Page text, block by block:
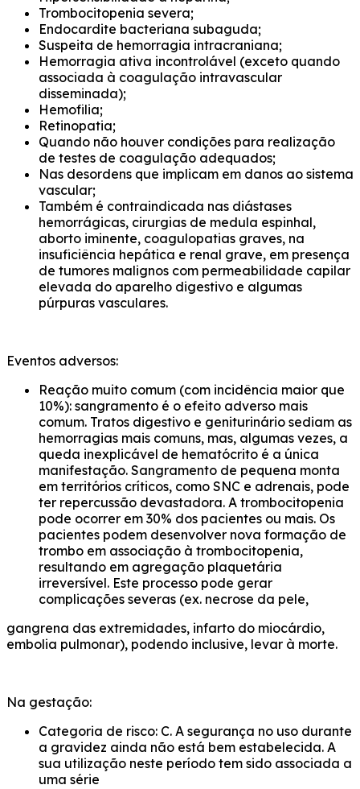
Trombocitopenia severa;
Endocardite bacteriana subaguda;
Suspeita de hemorragia intracraniana;
Hemorragia ativa incontrolável (exceto quando
associada à coagulação intravascular
disseminada);
Hemofilia;
Retinopatia;
Quando não houver condições para realização
de testes de coagulação adequados;
Nas desordens que implicam em danos ao sistema
vascular;
Também é contraindicada nas diástases
hemorrágicas, cirurgias de medula espinhal,
aborto iminente, coagulopatias graves, na
insuficiência hepática e renal grave, em presença
de tumores malignos com permeabilidade capilar
elevada do aparelho digestivo e algumas
púrpuras vasculares.
Eventos adversos:
Reação muito comum (com incidência maior que
10%): sangramento é o efeito adverso mais
comum. Tratos digestivo e geniturinário sediam as
hemorragias mais comuns, mas, algumas vezes, a
queda inexplicável de hematócrito é a única
manifestação. Sangramento de pequena monta
em territórios críticos, como SNC e adrenais, pode
ter repercussão devastadora. A trombocitopenia
pode ocorrer em 30% dos pacientes ou mais. Os
pacientes podem desenvolver nova formação de
trombo em associação à trombocitopenia,
resultando em agregação plaquetária
irreversível. Este processo pode gerar
complicações severas (ex. necrose da pele,
gangrena das extremidades, infarto do miocárdio,
embolia pulmonar), podendo inclusive, levar à morte.
Na gestação:
Categoria de risco: C. A segurança no uso durante
a gravidez ainda não está bem estabelecida. A
sua utilização neste período tem sido associada a
uma série